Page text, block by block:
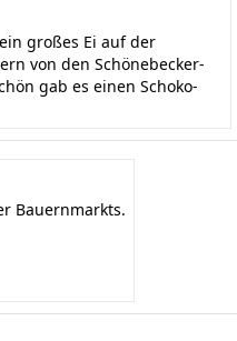
großes Ei auf der
von den Schönebecker-
gab es einen Schoko-
Bauernmarkts.